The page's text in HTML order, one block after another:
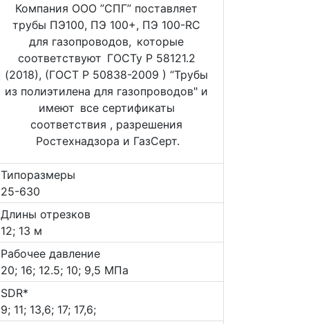
Компания ООО ”СПГ” поставляет
трубы ПЭ100, ПЭ 100+, ПЭ 100-RC
для газопроводов, которые
соответствуют ГОСТу Р 58121.2
(2018), (ГОСТ Р 50838-2009 ) “Трубы
из полиэтилена для газопроводов" и
имеют все сертификаты
соответствия , разрешения
Ростехнадзора и ГазСерт.
Типоразмеры
25-630
Длины отрезков
12; 13 м
Рабочее давление
20; 16; 12.5; 10; 9,5 МПа
SDR*
9; 11; 13,6; 17; 17,6;